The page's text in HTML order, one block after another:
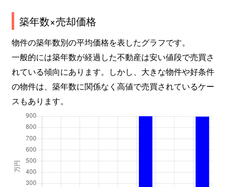
築年数×売却価格
物件の築年数別の平均価格を表したグラフです。
一般的には築年数が経過した不動産は安い値段で売買さ
れている傾向にあります。しかし、大きな物件や好条件
の物件は、築年数に関係なく高値で売買されているケー
スもあります。